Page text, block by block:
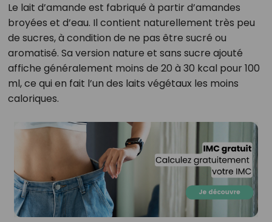
Le lait d’amande est fabriqué à partir d’amandes
broyées et d’eau. Il contient naturellement très peu
de sucres, à condition de ne pas être sucré ou
aromatisé. Sa version nature et sans sucre ajouté
affiche généralement moins de 20 à 30 kcal pour 100
ml, ce qui en fait l’un des laits végétaux les moins
caloriques.